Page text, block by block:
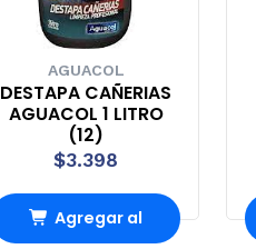
AGUACOL
DESTAPA CAÑERIAS
AGUACOL 1 LITRO
(12)
$3.398
Agregar al